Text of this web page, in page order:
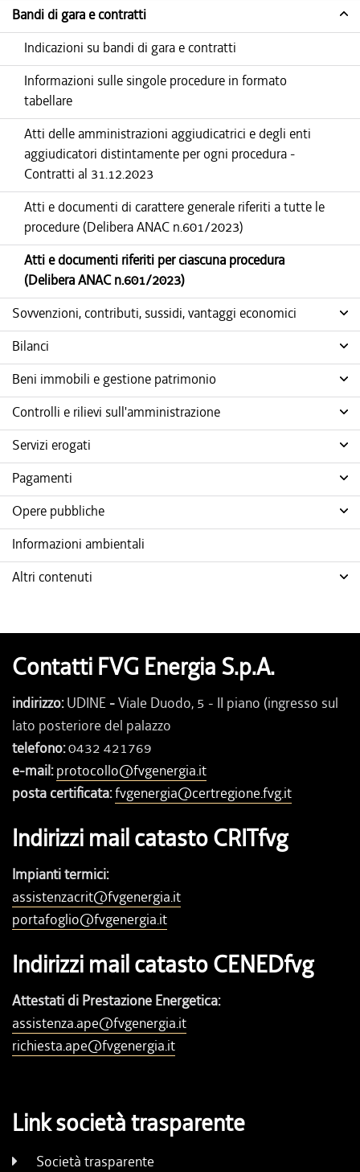
Bandi di gara e contratti
Indicazioni su bandi di gara e contratti
Informazioni sulle singole procedure in formato
tabellare
Atti delle amministrazioni aggiudicatrici e degli enti
aggiudicatori distintamente per ogni procedura -
Contratti al 31.12.2023
Atti e documenti di carattere generale riferiti a tutte le
procedure (Delibera ANAC n.601/2023)
Atti e documenti riferiti per ciascuna procedura
(Delibera ANAC n.601/2023)
Sovvenzioni, contributi, sussidi, vantaggi economici
Bilanci
Beni immobili e gestione patrimonio
Controlli e rilievi sull'amministrazione
Servizi erogati
Pagamenti
Opere pubbliche
Informazioni ambientali
Altri contenuti
Contatti FVG Energia S.p.A.
indirizzo:UDINE -Viale Duodo, 5 - II piano (ingresso sul
lato posteriore del palazzo
telefono:0432 421769
e-mail:protocollo@fvgenergia.it
posta certificata:fvgenergia@certregione.fvg.it
Indirizzi mail catasto CRITfvg
Impianti termici:
assistenzacrit@fvgenergia.it
portafoglio@fvgenergia.it
Indirizzi mail catasto CENEDfvg
Attestati di Prestazione Energetica:
assistenza.ape@fvgenergia.it
richiesta.ape@fvgenergia.it
Link società trasparente
Società trasparente